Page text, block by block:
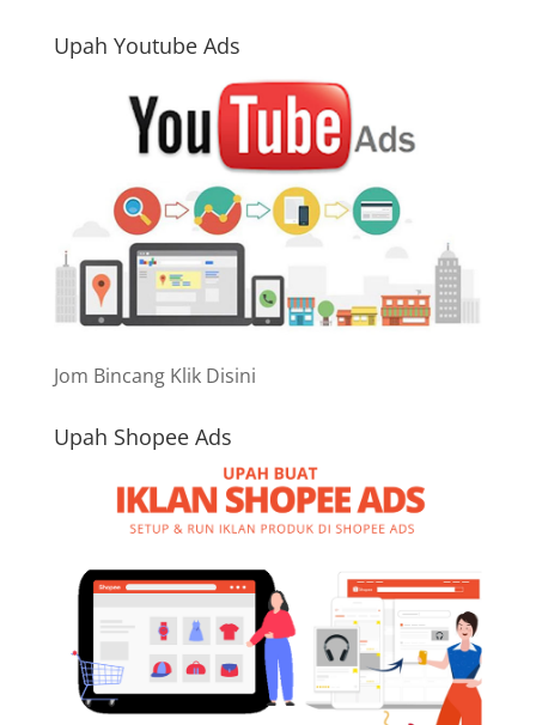
Upah Youtube Ads
Jom Bincang Klik Disini
Upah Shopee Ads